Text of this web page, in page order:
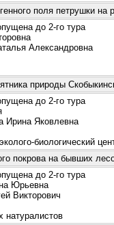
поля петрушки на
до 2-го тура
Александровна
природы
до 2-го тура
Ирина Яковлевна
биологический
покрова на бывших
до 2-го тура
Юрьевна
Викторович
натуралистов